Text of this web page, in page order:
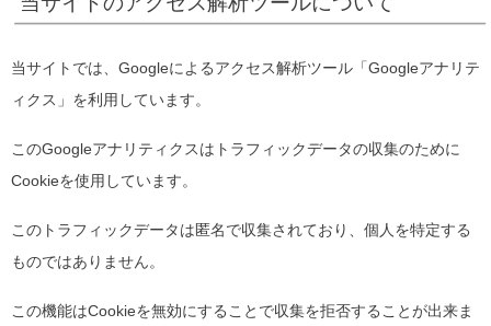
当サイトでは、Googleによるアクセス解析ツール「Googleアナリテ
ィクス」を利用しています。
このGoogleアナリティクスはトラフィックデータの収集のために
Cookieを使用しています。
このトラフィックデータは匿名で収集されており、個人を特定する
ものではありません。
この機能はCookieを無効にすることで収集を拒否することが出来ま